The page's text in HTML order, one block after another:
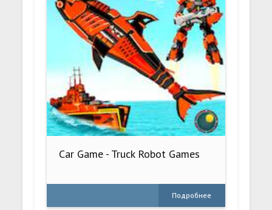
Car Game - Truck Robot Games
Подробнее